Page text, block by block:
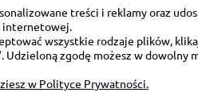
Opinie Trustmate
Mapa kategorii
treści i reklamy oraz
internetowej.
wszystkie rodzaje plików,
zgodę możesz w
w Polityce Prywatności.